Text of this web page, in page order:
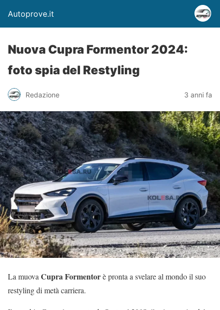
Autoprove.it
Nuova Cupra Formentor 2024:
foto spia del Restyling
Redazione 3 anni fa
La muova Cupra Formentorè pronta a svelare al mondo il suo
restyling di metà carriera.